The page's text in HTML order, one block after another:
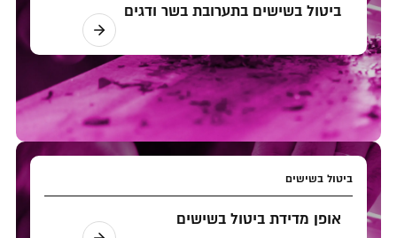
ביטול בשישים בתערובת בשר ודגים
ביטול בשישים
אופן מדידת ביטול בשישים